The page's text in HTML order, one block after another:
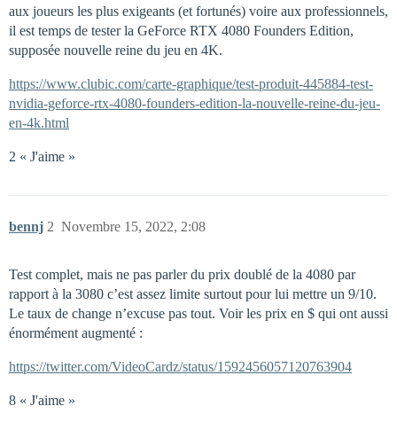
aux joueurs les plus exigeants (et fortunés) voire aux professionnels,
il est temps de tester la GeForce RTX 4080 Founders Edition,
supposée nouvelle reine du jeu en 4K.
https://www.clubic.com/carte-graphique/test-produit-445884-test-
nvidia-geforce-rtx-4080-founders-edition-la-nouvelle-reine-du-jeu-
en-4k.html
2 « J'aime »
bennj Novembre 15, 2022, 2:08
2
Test complet, mais ne pas parler du prix doublé de la 4080 par
rapport à la 3080 c’est assez limite surtout pour lui mettre un 9/10.
Le taux de change n’excuse pas tout. Voir les prix en $ qui ont aussi
énormément augmenté :
https://twitter.com/VideoCardz/status/1592456057120763904
8 « J'aime »